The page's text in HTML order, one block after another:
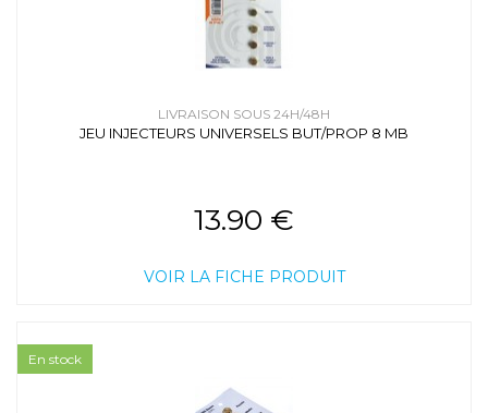
LIVRAISON SOUS 24H/48H
JEU INJECTEURS UNIVERSELS BUT/PROP 8 MB
13.90 €
VOIR LA FICHE PRODUIT
En stock